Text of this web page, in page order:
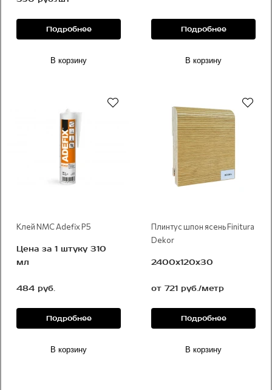
Подробнее
В корзину
Подробнее
В корзину
Клей NMC Adefix P5
Цена за 1 штуку 310
мл
484 руб.
Подробнее
В корзину
Плинтус шпон ясень Finitura
Dekor
2400х120x30
от 721 руб./метр
Подробнее
В корзину